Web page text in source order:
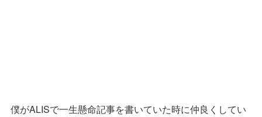
僕がALISで一生懸命記事を書いていた時に仲良くしてい